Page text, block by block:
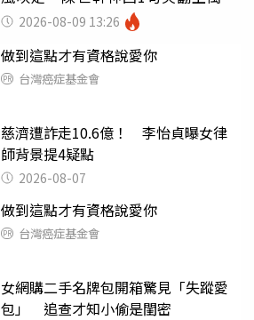
友 2026-08-09 13:26
做到這點才有資格說愛你
台灣癌症基金會
慈濟遭詐走10.6億！ 李怡貞曝女律
師背景提4疑點
2026-08-07
做到這點才有資格說愛你
台灣癌症基金會
女網購二手名牌包開箱驚見「失蹤愛
包」 追查才知小偷是閨密